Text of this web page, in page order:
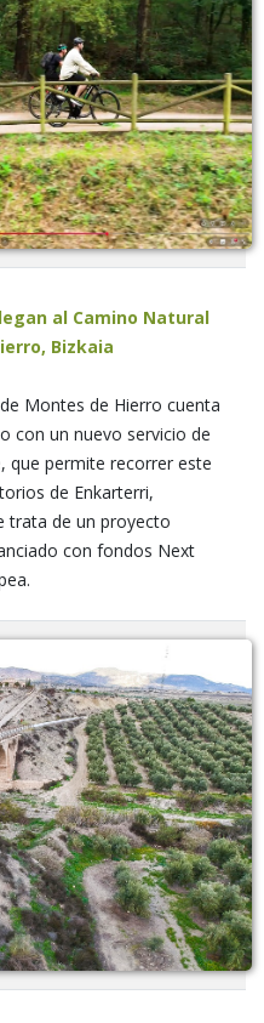
al Camino Natural
Bizkaia
Montes de Hierro cuenta
con un nuevo servicio de
que permite recorrer este
de Enkarterri,
trata de un proyecto
con fondos Next